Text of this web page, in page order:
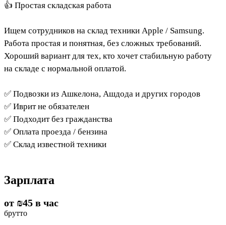
👍 Простая складская работа
Ищем сотрудников на склад техники Apple / Samsung.
Работа простая и понятная, без сложных требований.
Хороший вариант для тех, кто хочет стабильную работу
на складе с нормальной оплатой.
✅ Подвозки из Ашкелона, Ашдода и других городов
✅ Иврит не обязателен
✅ Подходит без гражданства
✅ Оплата проезда / бензина
✅ Склад известной техники
Зарплата
от ₪45 в час
брутто